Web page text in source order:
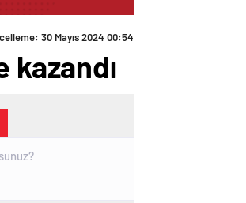
30 Mayıs 2024 00:54
kazandı